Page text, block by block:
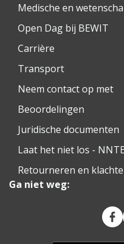
Medische en
Open Dag bij BEWIT
Carrière
Transport
Neem contact op met
Beoordelingen
Juridische documenten
Laat het niet los -
Retourneren en
Ga niet weg: